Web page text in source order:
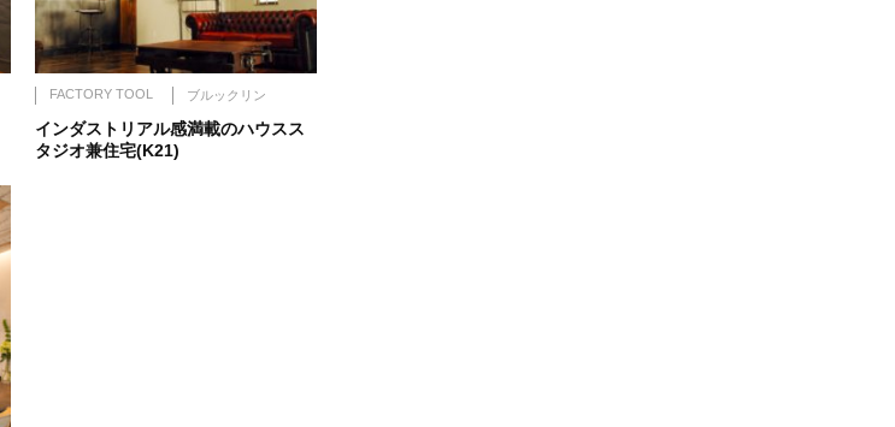
FACTORY TOOL ブルックリン
インダストリアル感満載のハウスス
タジオ兼住宅(K21)